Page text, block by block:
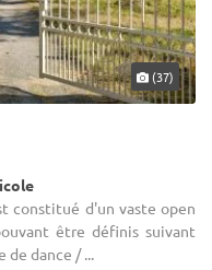
(37)
constitué d'un vaste open
être définis suivant
dance / ...